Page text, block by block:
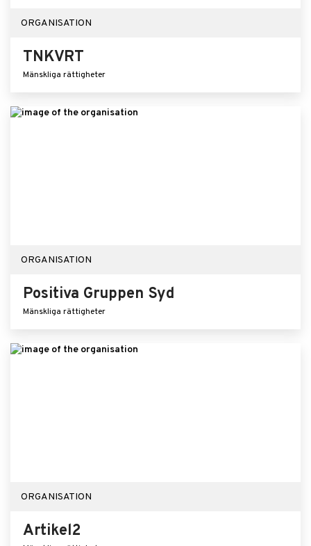
ORGANISATION
TNKVRT
Mänskliga rättigheter
ORGANISATION
Positiva Gruppen Syd
Mänskliga rättigheter
ORGANISATION
Artikel2